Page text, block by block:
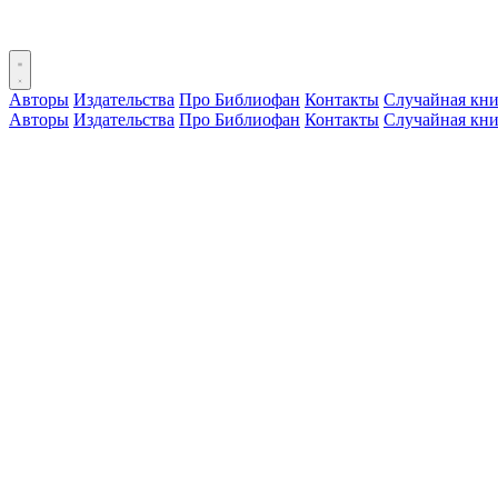
Авторы Издательства Про Библиофан Контакты Случайная
Авторы Издательства Про Библиофан Контакты Случайная